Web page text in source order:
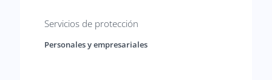
Servicios de protección
Personales y empresariales